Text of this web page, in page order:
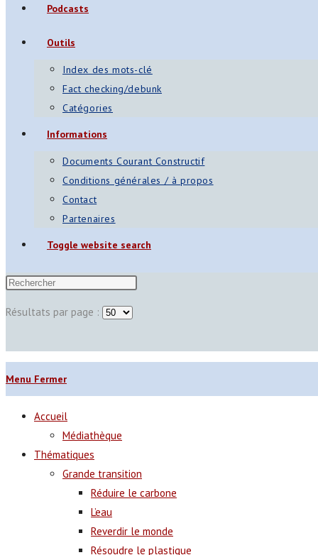
Podcasts
Outils
Index des mots-clé
Fact checking/debunk
Catégories
Informations
Documents Courant Constructif
Conditions générales / à propos
Contact
Partenaires
Toggle website search
Résultats par page :
Menu Fermer
Accueil
Médiathèque
Thématiques
Grande transition
Réduire le carbone
L’eau
Reverdir le monde
Résoudre le plastique